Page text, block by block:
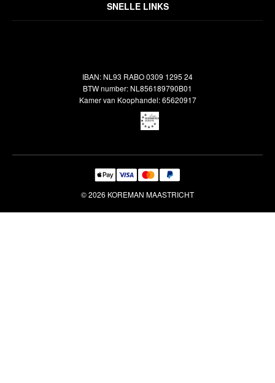
SNELLE LINKS
Inspiratie
Veelgestelde vragen
Verzendbeleid
IBAN: NL93 RABO 0309 1295 24
BTW number: NL856189790B01
Kamer van Koophandel: 65620917
© 2026 KOREMAN MAASTRICHT